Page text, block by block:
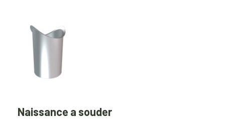
Naissance a souder